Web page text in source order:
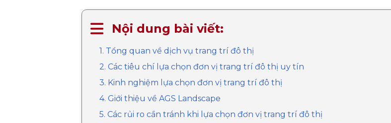
Nội dung bài viết:
1. Tổng quan về dịch vụ trang trí đô thị
2. Các tiêu chí lựa chọn đơn vị trang trí đô thị uy tín
3. Kinh nghiệm lựa chọn đơn vị trang trí đô thị
4. Giới thiệu về AGS Landscape
5. Các rủi ro cần tránh khi lựa chọn đơn vị trang trí đô thị